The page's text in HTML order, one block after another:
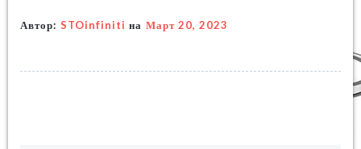
Автор: STOinfiniti на Март 20, 2023